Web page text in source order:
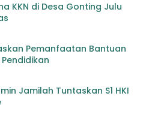
KKN di Desa Gonting Julu
Pemanfaatan Bantuan
Jamilah Tuntaskan S1 HKI